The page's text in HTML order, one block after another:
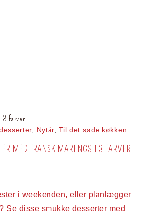
3 farver
, Nytår,Til det søde køkken
MED FRANSK MARENGS I 3 FARVER